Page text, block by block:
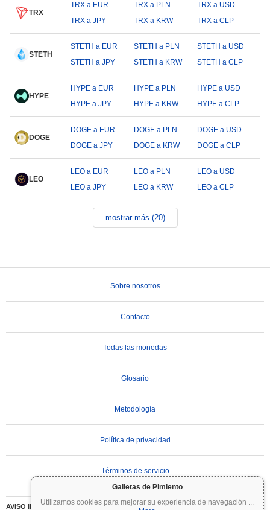
Galletas de Pimiento
Utilizamos cookies para mejorar su experiencia de navegación ...
TRX
TRX a EUR TRX a PLN
TRX a USD
TRX a JPY
TRX a KRW TRX a CLP
STETH
STETH a EUR STETH a PLN
STETH a USD
STETH a JPY
STETH a KRW STETH a CLP
HYPE
HYPE a EUR HYPE a PLN
HYPE a USD
HYPE a JPY
HYPE a KRW HYPE a CLP
DOGE
DOGE a EUR DOGE a PLN
DOGE a USD
DOGE a JPY
DOGE a KRW DOGE a CLP
LEO
LEO a EUR LEO a PLN
LEO a USD
LEO a JPY
LEO a KRW LEO a CLP
mostrar más (20)
Sobre nosotros
Contacto
Todas las monedas
Glosario
Metodología
Política de privacidad
Términos de servicio
AVISO IMPORTANTE:Las criptomonedas son altamente volátiles e implican un riesgo